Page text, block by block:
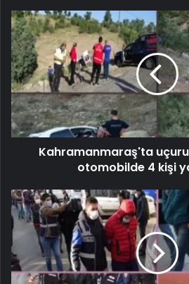
Kahramanmaraş'ta
otomobilde 4 kişi